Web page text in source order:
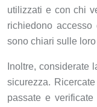
utilizzati e con chi
richiedono
sono chiari sulle
Inoltre, considerate
sicurezza.
passate e